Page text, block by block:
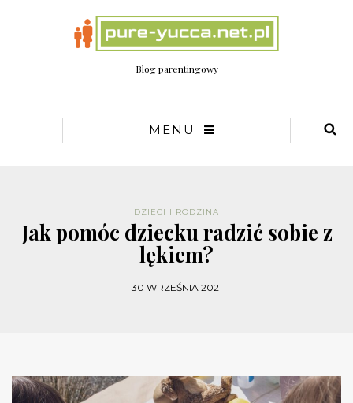
Blog parentingowy
MENU
DZIECI I RODZINA
Jak pomóc dziecku radzić sobie z
lękiem?
30 WRZEŚNIA 2021